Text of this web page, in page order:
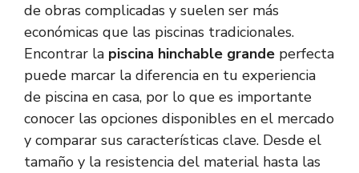
de obras complicadas y suelen ser más
económicas que las piscinas tradicionales.
Encontrar la piscina hinchable grande perfecta
puede marcar la diferencia en tu experiencia
de piscina en casa, por lo que es importante
conocer las opciones disponibles en el mercado
y comparar sus características clave. Desde el
tamaño y la resistencia del material hasta las